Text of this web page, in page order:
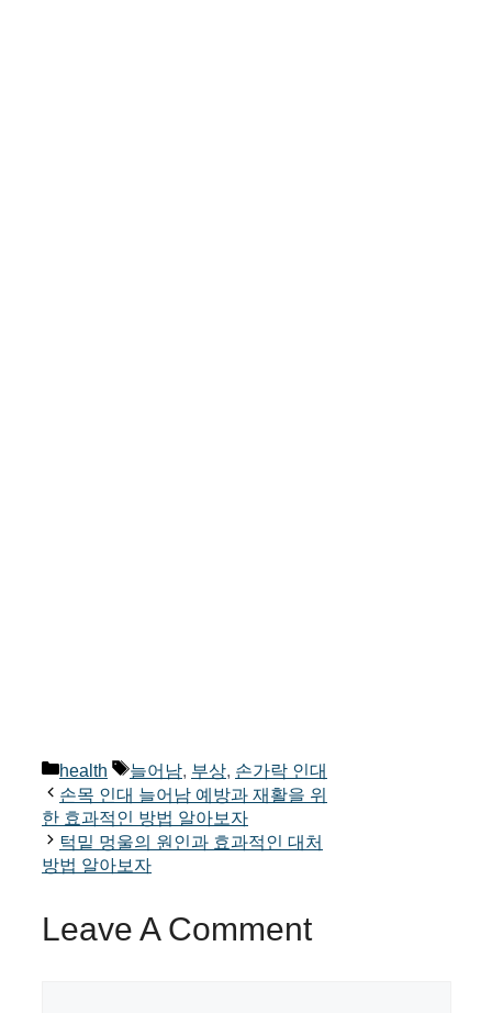
Categories
health Tags
늘어남, 부상, 손가락 인대
손목 인대 늘어남 예방과 재활을 위
한 효과적인 방법 알아보자
턱밑 멍울의 원인과 효과적인 대처
방법 알아보자
Leave A Comment